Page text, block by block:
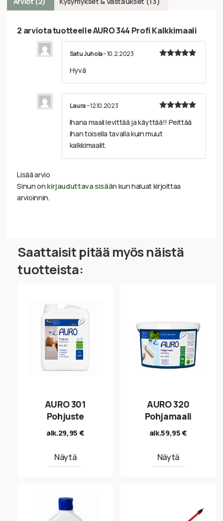
2 arviota tuotteelleAURO 344 Profi Kalkkimaali
Satu Juhola–10.2.2023
Hyvä
tuotteesta:
Laura–12.10.2023
Ihana maali levittää ja käyttää!! Peittää
ihan toisella tavalla kuin muut
kalkkimaalit.
Lisää arvio
Sinun on kirjauduttava sisään kun haluat kirjoittaa
arvioinnin.
Saattaisit pitää myös näistä
tuotteista:
AURO 301
Pohjuste
alk.29,95 €
Näytä
AURO 320
Pohjamaali
alk.59,95€
Näytä